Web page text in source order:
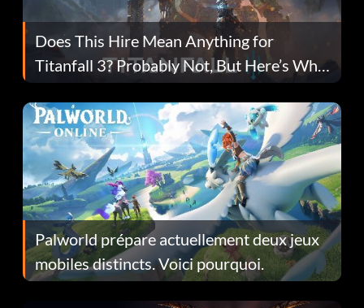
Does This Hire Mean Anything for
Titanfall 3? Probably Not, But Here’s Why
Fans Are Hopeful
Palworld prépare actuellement deux jeux
mobiles distincts. Voici pourquoi.